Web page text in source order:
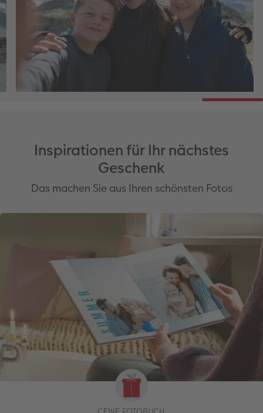
Inspirationen für Ihr nächstes
Geschenk
Das machen Sie aus Ihren schönsten Fotos